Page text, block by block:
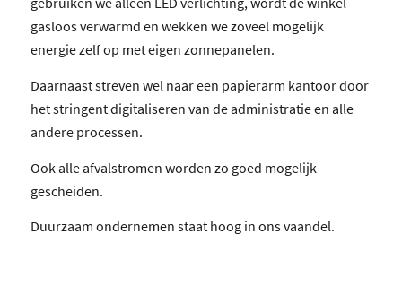
gasloos verwarmd en wekken we zoveel mogelijk
energie zelf op met eigen zonnepanelen.
Daarnaast streven wel naar een papierarm kantoor door
het stringent digitaliseren van de administratie en alle
andere processen.
Ook alle afvalstromen worden zo goed mogelijk
gescheiden.
Duurzaam ondernemen staat hoog in ons vaandel.